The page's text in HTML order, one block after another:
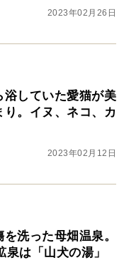
2023年02月26日
していた愛猫が美
。イヌ、ネコ、カ
2023年02月12日
洗った母畑温泉。
は「山犬の湯」